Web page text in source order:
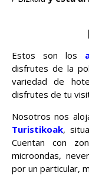
Estos son los
disfrutes de la
variedad de
disfrutes de tu
Nosotros nos
Turistikoak,
Cuentan con
microondas,
por un particular,